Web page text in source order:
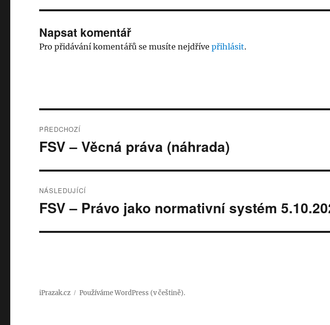
Napsat komentář
Pro přidávání komentářů se musíte nejdřívepřihlásit.
pro
PŘEDCHOZÍ
Předchozí
FSV – Věcná práva (náhrada)
NÁSLEDUJÍCÍ
Následující
FSV – Právo jako normativní systém
iPrazak.cz Používáme WordPress (v češtině).